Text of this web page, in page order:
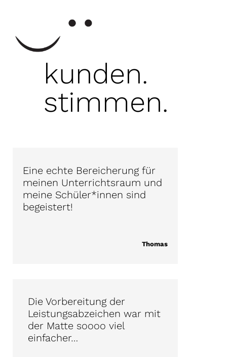
kunden.
stimmen.
Eine echte Bereicherung für
meinen Unterrichtsraum und
meine Schüler*innen sind
begeistert!
Thomas
Die Vorbereitung der
Leistungsabzeichen war mit
der Matte soooo viel
einfacher…